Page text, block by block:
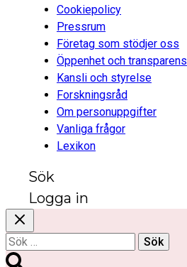
Cookiepolicy
Pressrum
Företag som stödjer oss
Öppenhet och transparens
Kansli och styrelse
Forskningsråd
Om personuppgifter
Vanliga frågor
Lexikon
Sök
Logga in
Sök
efter: